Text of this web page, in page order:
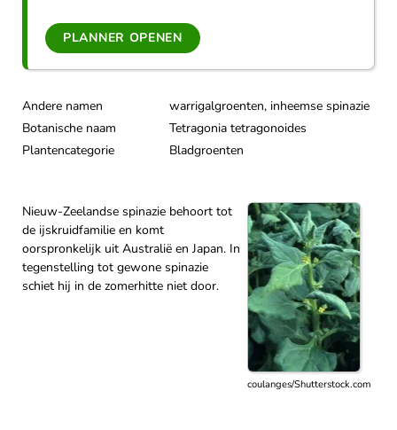
PLANNER OPENEN
Andere namen
warrigalgroenten, inheemse spinazie
Botanische naam
Tetragonia tetragonoides
Plantencategorie
Bladgroenten
coulanges/Shutterstock.com
Nieuw-Zeelandse spinazie behoort tot
de ijskruidfamilie en komt
oorspronkelijk uit Australië en Japan. In
tegenstelling tot gewone spinazie
schiet hij in de zomerhitte niet door.